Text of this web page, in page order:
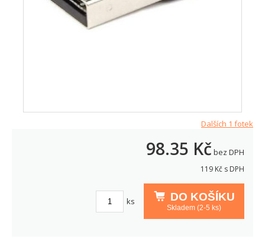
Dalších 1 fotek
98.35 Kčbez DPH
119 Kč s DPH
DO KOŠÍKU
Skladem (2-5 ks)
ks